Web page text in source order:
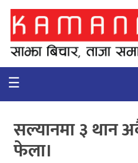
गृहपृष्ठ
समाचार
कुराकानी
☰
सल्यानमा ३ थान
फेला।